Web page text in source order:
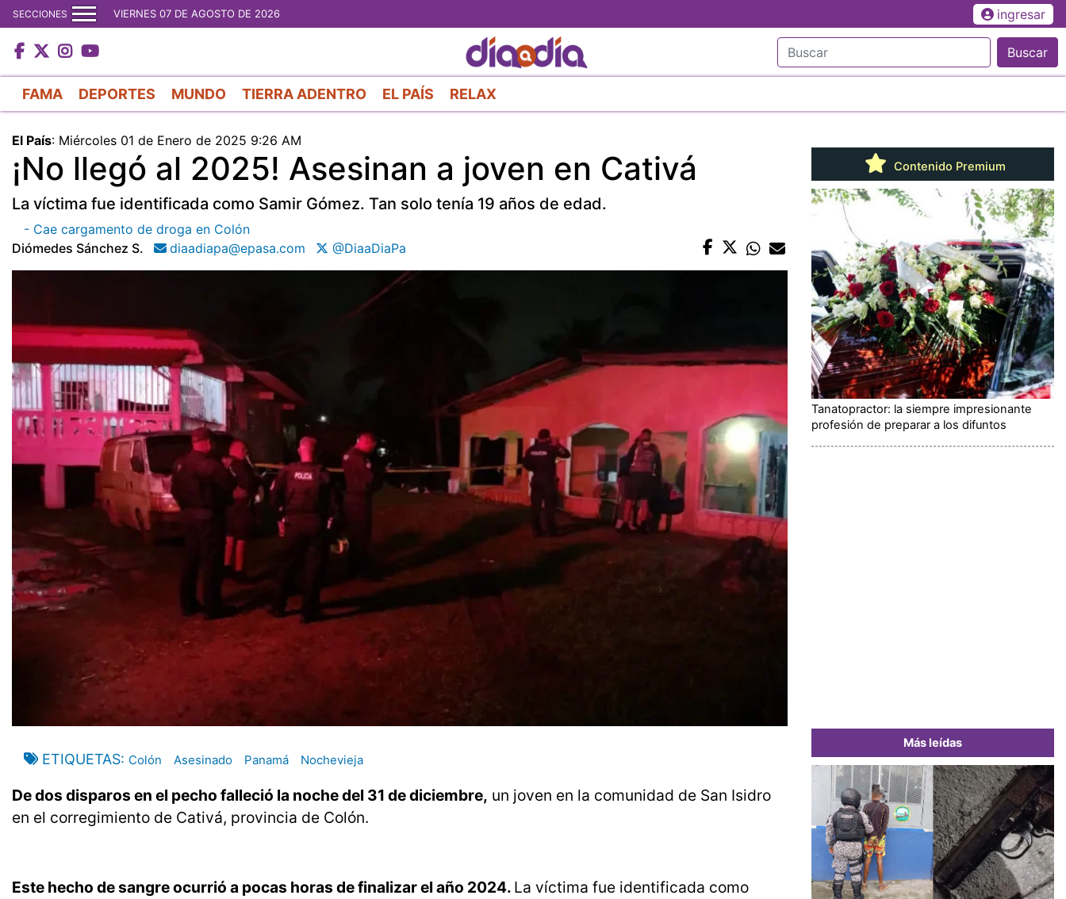
al
contenido
principal
SECCIONES VIERNES 07 DE AGOSTO DE 2026 ingresar
Buscar
FAMA DEPORTES MUNDO TIERRA ADENTRO EL PAÍS RELAX
El País: Miércoles 01 de Enero de 2025 9:26 AM
¡No llegó al 2025! Asesinan a joven en Cativá
La víctima fue identificada como Samir Gómez. Tan solo tenía 19 años de edad.
- Cae cargamento de droga en Colón
Diómedes Sánchez S.
diaadiapa@epasa.com @DiaaDiaPa
ETIQUETAS Colón Asesinado Panamá Nochevieja
De dos disparos en el pecho falleció la noche del 31 de diciembre, un joven en la comunidad de San Isidro
en el corregimiento de Cativá, provincia de Colón.
Este hecho de sangre ocurrió a pocas horas de finalizar el año 2024. La víctima fue identificada como
Contenido Premium
Tanatopractor: la siempre impresionante
profesión de preparar a los difuntos
Más leídas